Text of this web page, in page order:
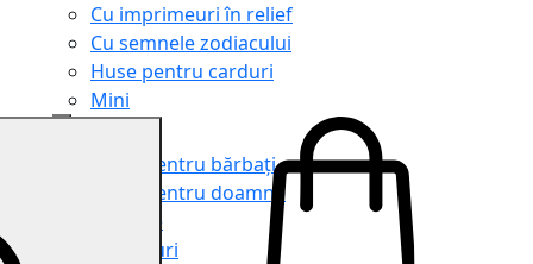
Cu imprimeuri în relief
Cu semnele zodiacului
Huse pentru carduri
Mini
Genți pentru bărbați
Genți pentru doamne
Serviete
Rucsacuri